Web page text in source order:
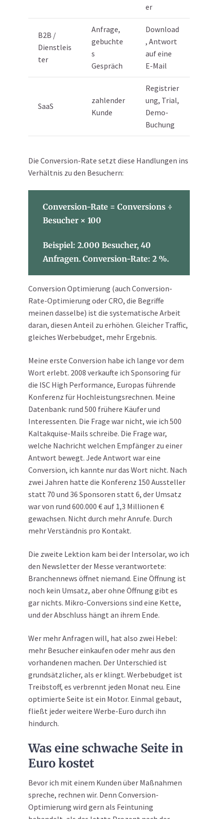
er
B2B /
Dienstleis
ter
Anfrage,
gebuchte
s
Gespräch
Download
, Antwort
auf eine
E-Mail
SaaS
zahlender
Kunde
Registrier
ung, Trial,
Demo-
Buchung
Die Conversion-Rate setzt diese Handlungen ins
Verhältnis zu den Besuchern:
Conversion-Rate = Conversions ÷
Besucher × 100
Beispiel: 2.000 Besucher, 40
Anfragen. Conversion-Rate: 2 %.
Conversion Optimierung (auch Conversion-
Rate-Optimierung oder CRO, die Begriffe
meinen dasselbe) ist die systematische Arbeit
daran, diesen Anteil zu erhöhen. Gleicher Traffic,
gleiches Werbebudget, mehr Ergebnis.
Meine erste Conversion habe ich lange vor dem
Wort erlebt. 2008 verkaufte ich Sponsoring für
die ISC High Performance, Europas führende
Konferenz für Hochleistungsrechnen. Meine
Datenbank: rund 500 frühere Käufer und
Interessenten. Die Frage war nicht, wie ich 500
Kaltakquise-Mails schreibe. Die Frage war,
welche Nachricht welchen Empfänger zu einer
Antwort bewegt. Jede Antwort war eine
Conversion, ich kannte nur das Wort nicht. Nach
zwei Jahren hatte die Konferenz 150 Aussteller
statt 70 und 36 Sponsoren statt 6, der Umsatz
war von rund 600.000 € auf 1,3 Millionen €
gewachsen. Nicht durch mehr Anrufe. Durch
mehr Verständnis pro Kontakt.
Die zweite Lektion kam bei der Intersolar, wo ich
den Newsletter der Messe verantwortete:
Branchennews öffnet niemand. Eine Öffnung ist
noch kein Umsatz, aber ohne Öffnung gibt es
gar nichts. Mikro-Conversions sind eine Kette,
und der Abschluss hängt an ihrem Ende.
Wer mehr Anfragen will, hat also zwei Hebel:
mehr Besucher einkaufen oder mehr aus den
vorhandenen machen. Der Unterschied ist
grundsätzlicher, als er klingt. Werbebudget ist
Treibstoff, es verbrennt jeden Monat neu. Eine
optimierte Seite ist ein Motor. Einmal gebaut,
fließt jeder weitere Werbe-Euro durch ihn
hindurch.
Was eine schwache Seite in
Euro kostet
Bevor ich mit einem Kunden über Maßnahmen
spreche, rechnen wir. Denn Conversion-
Optimierung wird gern als Feintuning